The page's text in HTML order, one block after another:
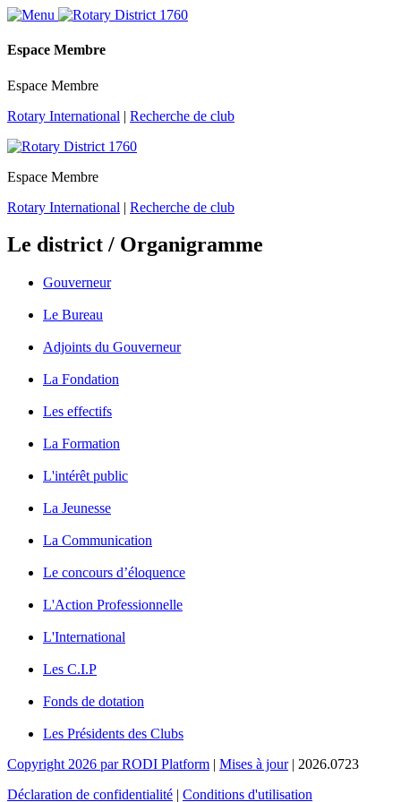
Espace Membre
Espace Membre
Rotary International | Recherche de club
Espace Membre
Rotary International | Recherche de club
Le district / Organigramme
Gouverneur
Le Bureau
Adjoints du Gouverneur
La Fondation
Les effectifs
La Formation
L'intérêt public
La Jeunesse
La Communication
Le concours d’éloquence
L'Action Professionnelle
L'International
Les C.I.P
Fonds de dotation
Les Présidents des Clubs
Copyright 2026 par RODI Platform | Mises à jour| 2026.0723
Déclaration de confidentialité | Conditions d'utilisation